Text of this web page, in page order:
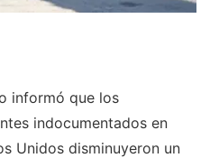
informó que los
indocumentados en
Unidos disminuyeron un